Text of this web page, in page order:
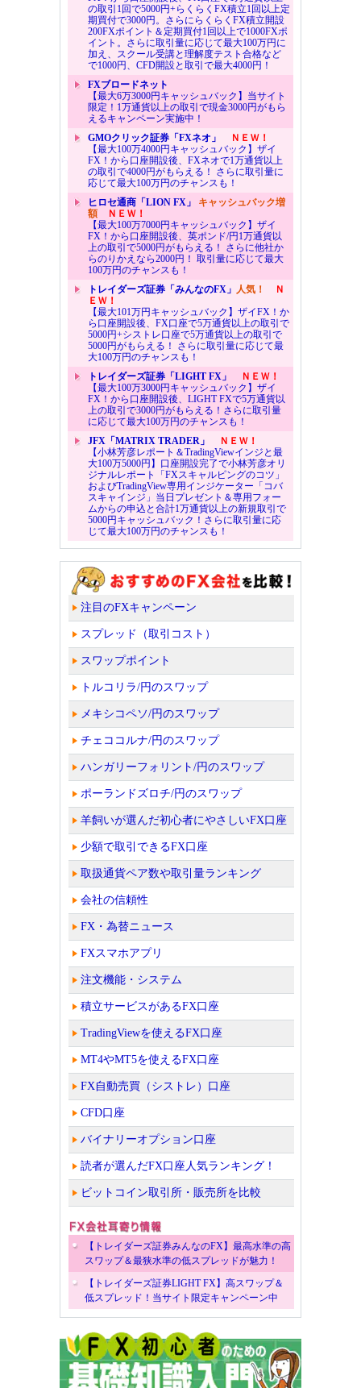
の取引1回で5000円+らくらくFX積立1回以上定
期買付で3000円。さらにらくらくFX積立開設
200FXポイント＆定期買付1回以上で1000FXポ
イント。さらに取引量に応じて最大100万円に
加え、スクール受講と理解度テスト合格など
で1000円、CFD開設と取引で最大4000円！
FXブロードネット
【最大6万3000円キャッシュバック】当サイト
限定！1万通貨以上の取引で現金3000円がもら
えるキャンペーン実施中！
GMOクリック証券「FXネオ」
ＮＥＷ！
【最大100万4000円キャッシュバック】ザイ
FX！から口座開設後、FXネオで1万通貨以上
の取引で4000円がもらえる！ さらに取引量に
応じて最大100万円のチャンスも！
ヒロセ通商「LION FX」 キャッシュバック増
額ＮＥＷ！
【最大100万7000円キャッシュバック】ザイ
FX！から口座開設後、英ポンド/円1万通貨以
上の取引で5000円がもらえる！ さらに他社か
らのりかえなら2000円！ 取引量に応じて最大
100万円のチャンスも！
トレイダーズ証券「みんなのFX」 人気！
Ｎ
ＥＷ！
【最大101万円キャッシュバック】ザイFX！か
ら口座開設後、FX口座で5万通貨以上の取引で
5000円+シストレ口座で5万通貨以上の取引で
5000円がもらえる！ さらに取引量に応じて最
大100万円のチャンスも！
トレイダーズ証券「LIGHT FX」
ＮＥＷ！
【最大100万3000円キャッシュバック】ザイ
FX！から口座開設後、LIGHT FXで5万通貨以
上の取引で3000円がもらえる！さらに取引量
に応じて最大100万円のチャンスも！
JFX「MATRIX TRADER」
ＮＥＷ！
【小林芳彦レポート＆TradingViewインジと最
大100万5000円】口座開設完了で小林芳彦オリ
ジナルレポート「FXスキャルピングのコツ」
およびTradingView専用インジケーター「コバ
スキャインジ」当日プレゼント＆専用フォー
ムからの申込と合計1万通貨以上の新規取引で
5000円キャッシュバック！さらに取引量に応
じて最大100万円のチャンスも！
注目のFXキャンペーン
スプレッド（取引コスト）
スワップポイント
トルコリラ/円のスワップ
メキシコペソ/円のスワップ
チェココルナ/円のスワップ
ハンガリーフォリント/円のスワップ
ポーランドズロチ/円のスワップ
羊飼いが選んだ初心者にやさしいFX口座
少額で取引できるFX口座
取扱通貨ペア数や取引量ランキング
会社の信頼性
FX・為替ニュース
FXスマホアプリ
注文機能・システム
積立サービスがあるFX口座
TradingViewを使えるFX口座
MT4やMT5を使えるFX口座
FX自動売買（シストレ）口座
CFD口座
バイナリーオプション口座
読者が選んだFX口座人気ランキング！
ビットコイン取引所・販売所を比較
【トレイダーズ証券みんなのFX】最高水準の高
スワップ＆最狭水準の低スプレッドが魅力！
【トレイダーズ証券LIGHT FX】高スワップ＆
低スプレッド！当サイト限定キャンペーン中